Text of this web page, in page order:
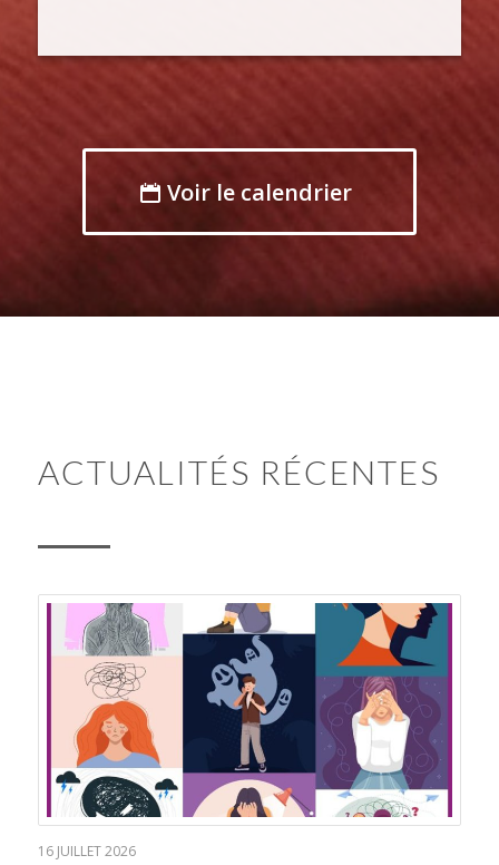
Voir le calendrier
ACTUALITÉS RÉCENTES
16 JUILLET 2026